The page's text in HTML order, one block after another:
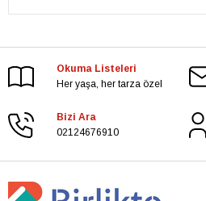
Okuma Listeleri
Her yaşa, her tarza özel
Bizi Ara
02124676910